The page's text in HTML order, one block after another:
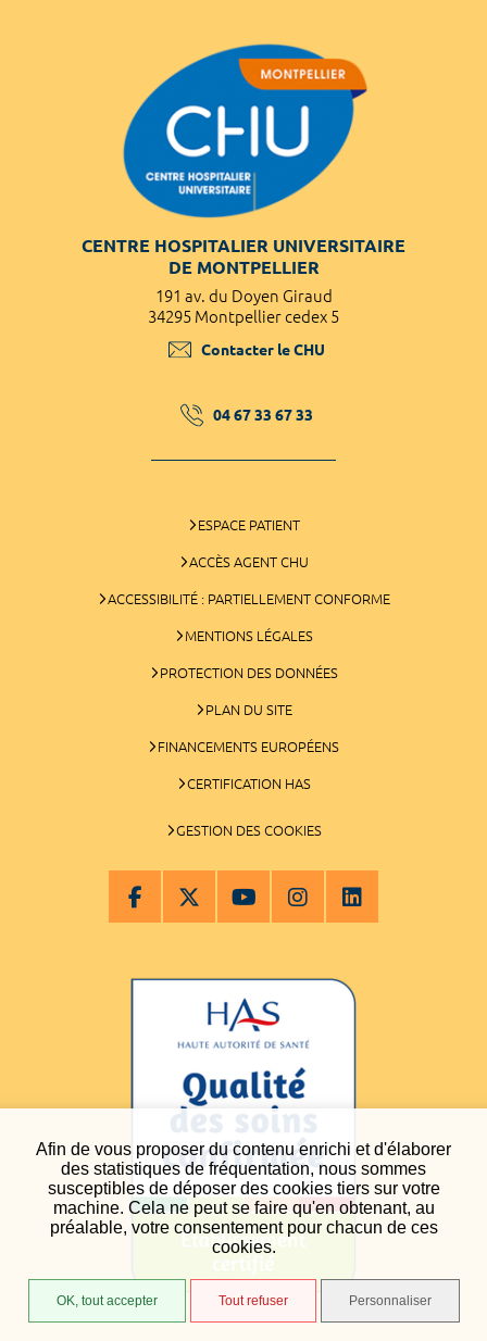
Afin de vous proposer du contenu enrichi et d'élaborer
des statistiques de fréquentation, nous sommes
susceptibles de déposer des cookies tiers sur votre
machine. Cela ne peut se faire qu'en obtenant, au
préalable, votre consentement pour chacun de ces
cookies.
OK, tout accepter Tout refuser Personnaliser
CENTRE HOSPITALIER UNIVERSITAIRE
DE MONTPELLIER
191 av. du Doyen Giraud
34295 Montpellier cedex 5
Contacter le CHU
04 67 33 67 33
ESPACE PATIENT
ACCÈS AGENT CHU
ACCESSIBILITÉ : PARTIELLEMENT CONFORME
MENTIONS LÉGALES
PROTECTION DES DONNÉES
PLAN DU SITE
FINANCEMENTS EUROPÉENS
CERTIFICATION HAS
GESTION DES COOKIES